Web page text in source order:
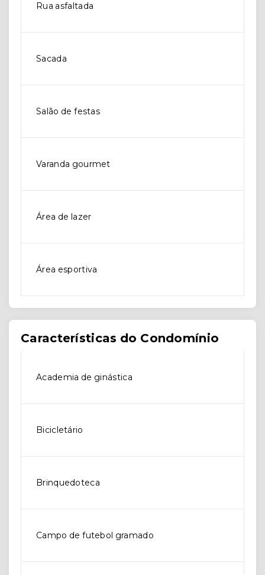
Rua asfaltada
Sacada
Salão de festas
Varanda gourmet
Área de lazer
Área esportiva
Características do Condomínio
Academia de ginástica
Bicicletário
Brinquedoteca
Campo de futebol gramado